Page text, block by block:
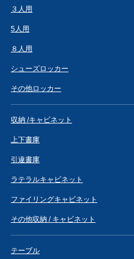
３人用
5人用
８人用
シューズロッカー
その他ロッカー
収納 /キャビネット
上下書庫
引違書庫
ラテラルキャビネット
ファイリングキャビネット
その他収納 / キャビネット
テーブル